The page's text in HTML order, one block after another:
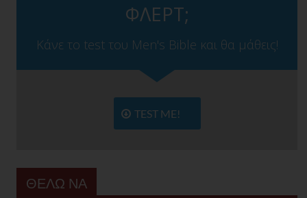
ΦΛΕΡΤ;
Κάνε το test του Men's Bible και θα μάθεις!
TEST ME!
ΘΕΛΩ ΝΑ